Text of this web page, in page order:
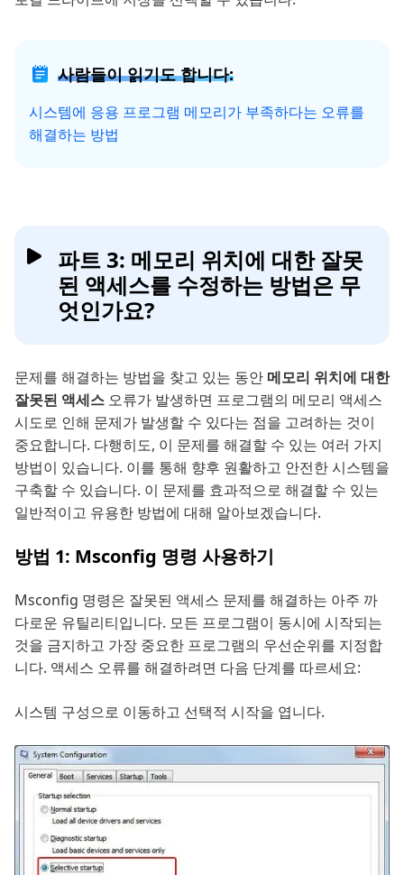
사람들이 읽기도 합니다:
시스템에 응용 프로그램 메모리가 부족하다는 오류를
해결하는 방법
파트 3: 메모리 위치에 대한 잘못
된 액세스를 수정하는 방법은 무
엇인가요?
문제를 해결하는 방법을 찾고 있는 동안 메모리 위치에 대한
잘못된 액세스 오류가 발생하면 프로그램의 메모리 액세스
시도로 인해 문제가 발생할 수 있다는 점을 고려하는 것이
중요합니다. 다행히도, 이 문제를 해결할 수 있는 여러 가지
방법이 있습니다. 이를 통해 향후 원활하고 안전한 시스템을
구축할 수 있습니다. 이 문제를 효과적으로 해결할 수 있는
일반적이고 유용한 방법에 대해 알아보겠습니다.
방법 1: Msconfig 명령 사용하기
Msconfig 명령은 잘못된 액세스 문제를 해결하는 아주 까
다로운 유틸리티입니다. 모든 프로그램이 동시에 시작되는
것을 금지하고 가장 중요한 프로그램의 우선순위를 지정합
니다. 액세스 오류를 해결하려면 다음 단계를 따르세요:
시스템 구성으로 이동하고 선택적 시작을 엽니다.